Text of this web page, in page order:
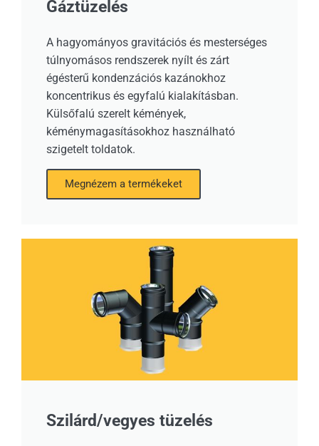
Gáztüzelés
A hagyományos gravitációs és mesterséges
túlnyomásos rendszerek nyílt és zárt
égésterű kondenzációs kazánokhoz
koncentrikus és egyfalú kialakításban.
Külsőfalú szerelt kémények,
kéménymagasításokhoz használható
szigetelt toldatok.
Megnézem a termékeket
Szilárd/vegyes tüzelés